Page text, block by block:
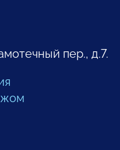
пер., д.7.